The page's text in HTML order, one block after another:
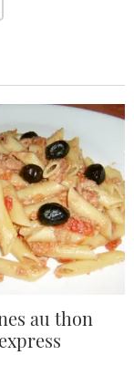
au thon
express